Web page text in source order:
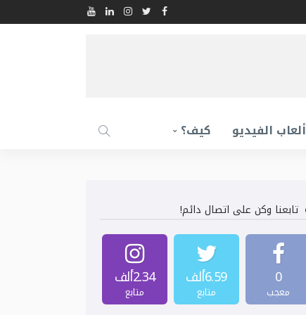
ألعاب الفيديو كيف؟
تابعنا وكن على اتصال دائم!
0
معجب
6.59ألف
متابع
2.34ألف
متابع